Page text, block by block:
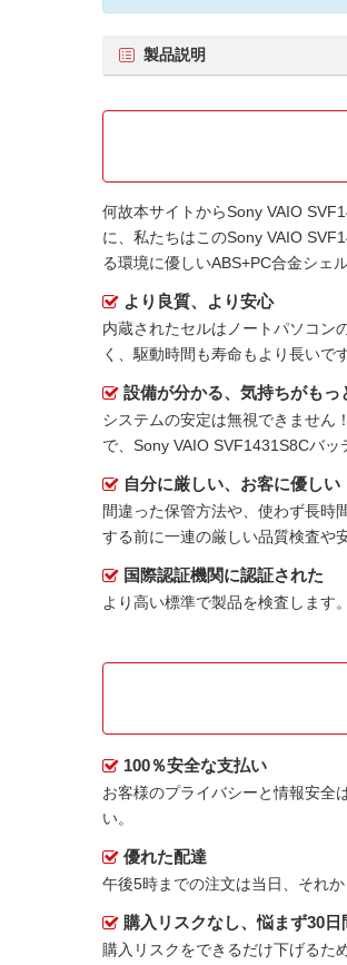
製品説明
何故本サイトからSony VAIO
に、私たちはこのSony VAIO
る環境に優しいABS+PC合金シェ
より良質、より安心
内蔵されたセルはノートパソコン
く、駆動時間も寿命もより長いです
設備が分かる、気持ちがもっ
システムの安定は無視できません
で、Sony VAIO SVF1431S8Cバッ
自分に厳しい、お客に優しい
間違った保管方法や、使わず長時
する前に一連の厳しい品質検査や
国際認証機関に認証された
より高い標準で製品を検査します
100％安全な支払い
お客様のプライバシーと情報安全
い。
優れた配達
午後5時までの注文は当日、それ
購入リスクなし、悩まず30日
購入リスクをできるだけ下げるた